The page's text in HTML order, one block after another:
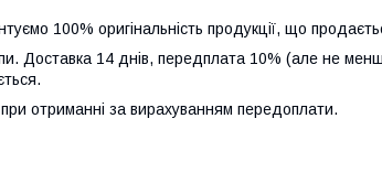
100% оригінальність продукції, що
Доставка 14 днів, передплата 10% (але не
отриманні за вирахуванням передоплати.